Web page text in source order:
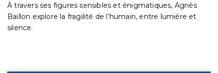
À travers ses figures sensibles et énigmatiques, Agnès
Baillon explore la fragilité de l’humain, entre lumière et
silence.